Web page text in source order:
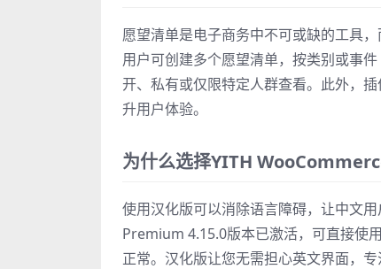
愿望清单是电子商务中不可或缺的工具
用户可创建多个愿望清单，按类别或事
开、私有或仅限特定人群查看。此外，
升用户体验。
为什么选择YITH
使用汉化版可以消除语言障碍，让中文
Premium 4.15.0版本已激活，可直接使
正常。汉化版让您无需担心英文界面，专